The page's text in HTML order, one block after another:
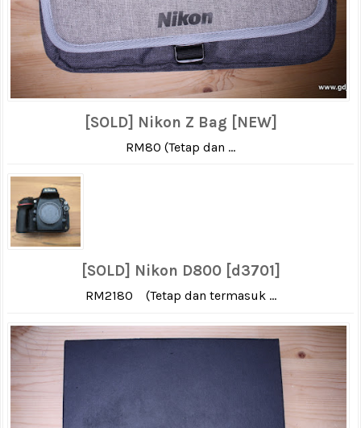
[SOLD] Nikon Z Bag [NEW]
RM80 (Tetap dan ...
[SOLD] Nikon D800 [d3701]
RM2180 (Tetap dan termasuk ...